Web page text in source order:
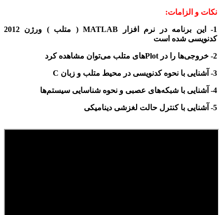
نکات و الزامات:
1- این برنامه در نرم افزار MATLAB ( متلب )
ورژن 2012
کدنویسی شده است
2- خروجی‌ها را در Plotهای متلب می‌توان مشاهده کرد
3- آشنایی با نحوه کدنویسی در محیط متلب و زبان C
4- آشنایی با شبکه‌های عصبی و نحوه شناسایی سیستم‌ها
5- آشنایی با کنترل حالت لغزشی دینامیکی